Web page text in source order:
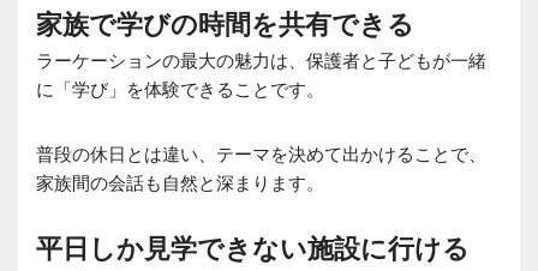
家族で学びの時間を共有できる
ラーケーションの最大の魅力は、保護者と子どもが一緒
に「学び」を体験できることです。
普段の休日とは違い、テーマを決めて出かけることで、
家族間の会話も自然と深まります。
平日しか見学できない施設に行ける